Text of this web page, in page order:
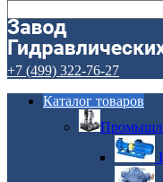
+7 (499) 322-76-27
Каталог товаров